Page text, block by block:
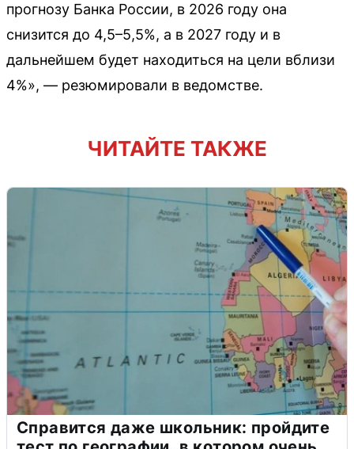
прогнозу Банка России, в 2026 году она
снизится до 4,5–5,5%, а в 2027 году и в
дальнейшем будет находиться на цели вблизи
4%», — резюмировали в ведомстве.
ЧИТАЙТЕ ТАКЖЕ
Справится даже школьник: пройдите